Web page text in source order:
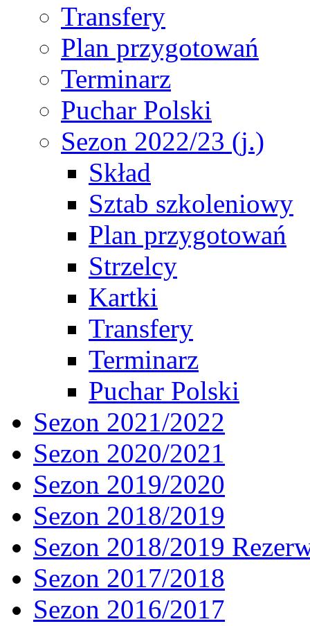
Transfery
Plan przygotowań
Terminarz
Puchar Polski
Sezon 2022/23 (j.)
Skład
Sztab szkoleniowy
Plan przygotowań
Strzelcy
Kartki
Transfery
Terminarz
Puchar Polski
Sezon 2021/2022
Sezon 2020/2021
Sezon 2019/2020
Sezon 2018/2019
Sezon 2018/2019
Sezon 2017/2018
Sezon 2016/2017